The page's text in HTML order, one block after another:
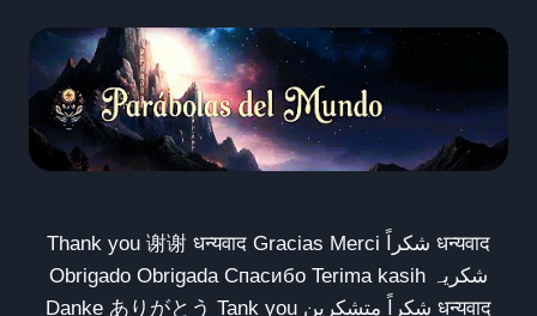
Thank you 谢谢 धन्यवाद Gracias Merci شكراً धन्यवाद
Obrigado Obrigada Спасибо Terima kasih شکریہ
Danke ありがとう Tank you شكراً متشكرين धन्यवाद